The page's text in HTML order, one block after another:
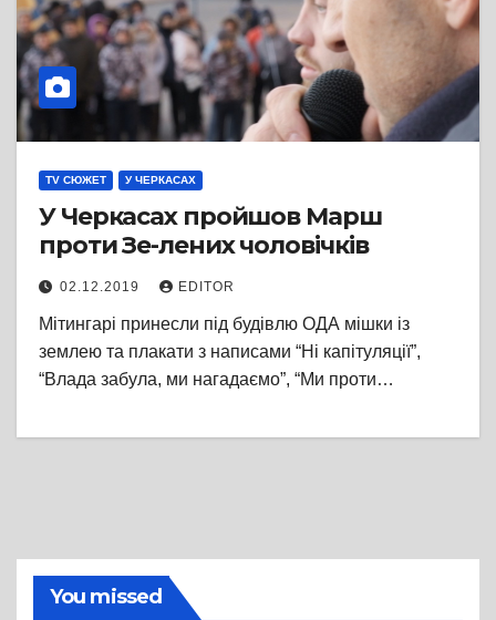
TV СЮЖЕТ У ЧЕРКАСАХ
У Черкасах пройшов Марш
проти Зе-лених чоловічків
02.12.2019 EDITOR
Мітингарі принесли під будівлю ОДА мішки із
землею та плакати з написами “Ні капітуляції”,
“Влада забула, ми нагадаємо”, “Ми проти…
You missed